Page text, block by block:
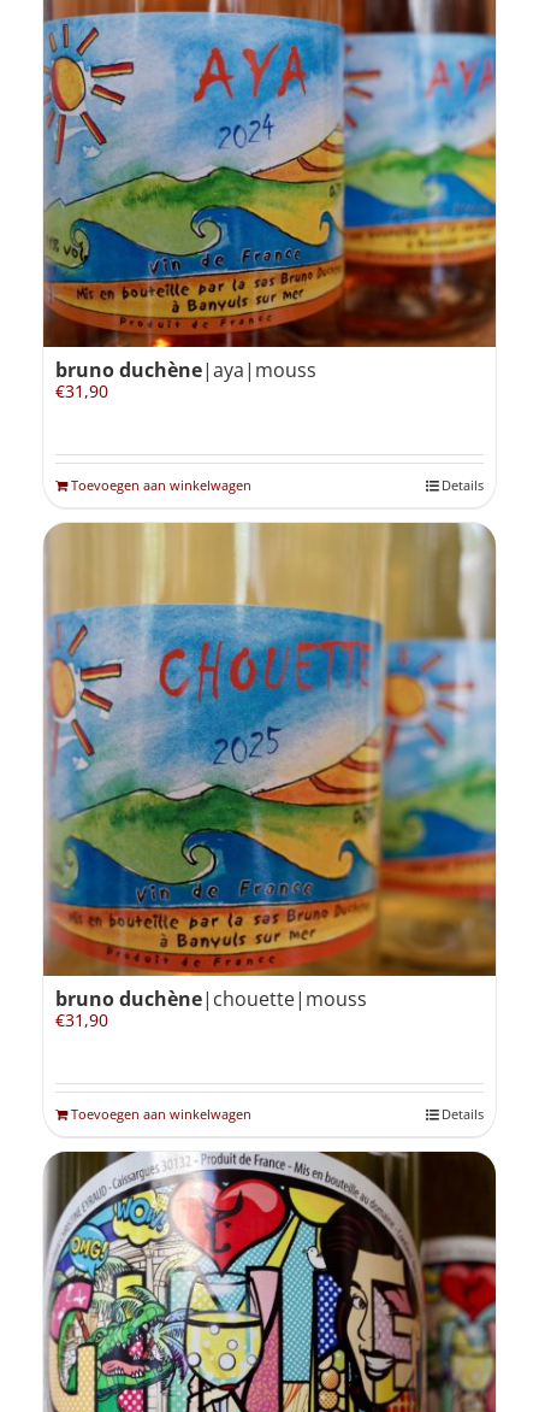
bruno duchène|aya|mouss
€31,90
Toevoegen aan winkelwagen Details
bruno duchène|chouette|mouss
€31,90
Toevoegen aan winkelwagen Details